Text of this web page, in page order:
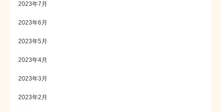
2023年7月
2023年6月
2023年5月
2023年4月
2023年3月
2023年2月